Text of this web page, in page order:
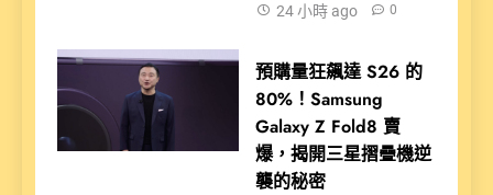
24 小時 ago
0
預購量狂飆達 S26 的
80%！Samsung
Galaxy Z Fold8 賣
爆，揭開三星摺疊機逆
襲的秘密